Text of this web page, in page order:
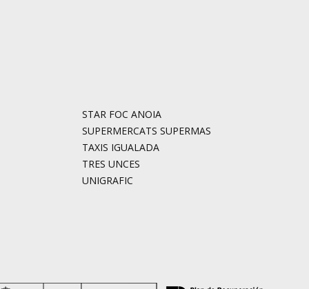
STAR FOC ANOIA
SUPERMERCATS SUPERMAS
TAXIS IGUALADA
TRES UNCES
UNIGRAFIC